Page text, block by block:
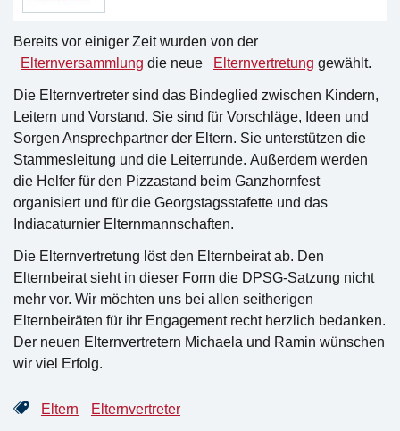
Bereits vor einiger Zeit wurden von der
Elternversammlung die neue Elternvertretung gewählt.
Die Elternvertreter sind das Bindeglied zwischen Kindern,
Leitern und Vorstand. Sie sind für Vorschläge, Ideen und
Sorgen Ansprechpartner der Eltern. Sie unterstützen die
Stammesleitung und die Leiterrunde. Außerdem werden
die Helfer für den Pizzastand beim Ganzhornfest
organisiert und für die Georgstagsstafette und das
Indiacaturnier Elternmannschaften.
Die Elternvertretung löst den Elternbeirat ab. Den
Elternbeirat sieht in dieser Form die DPSG-Satzung nicht
mehr vor. Wir möchten uns bei allen seitherigen
Elternbeiräten für ihr Engagement recht herzlich bedanken.
Der neuen Elternvertretern Michaela und Ramin wünschen
wir viel Erfolg.
Eltern Elternvertreter